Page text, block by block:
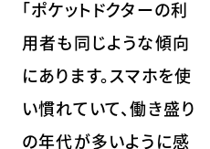
「ポケットドクターの利
用者も同じような傾向
にあります。スマホを使
い慣れていて、働き盛り
の年代が多いように感